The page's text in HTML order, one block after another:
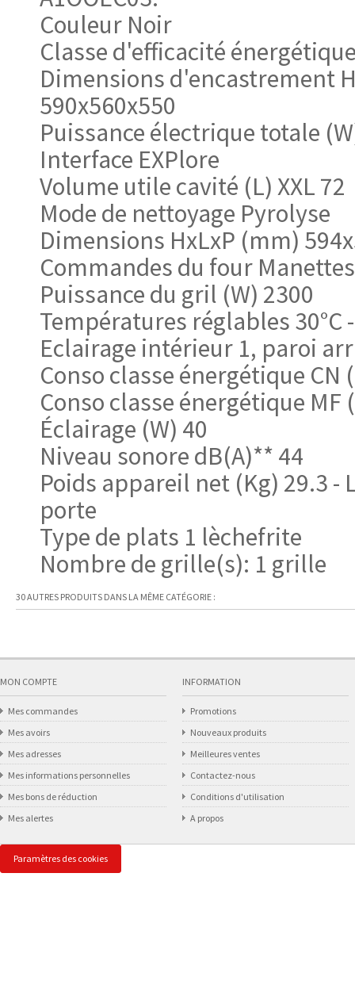
Couleur Noir
Classe d'efficacité
Dimensions d'encastrement
590x560x550
Puissance électrique totale
Interface EXPlore
Volume utile cavité (L) XXL 72
Mode de nettoyage Pyrolyse
Dimensions HxLxP (mm)
Commandes du four
Puissance du gril (W) 2300
Températures réglables 30°C -
Eclairage intérieur 1, paroi
Conso classe énergétique CN
Conso classe énergétique MF
Éclairage (W) 40
Niveau sonore dB(A)** 44
Poids appareil net (Kg) 29.3 -
porte
Type de plats 1 lèchefrite
Nombre de grille(s): 1 grille
30 AUTRES PRODUITS DANS LA MÊME CATÉGORIE :
MON COMPTE
Mes commandes
Mes avoirs
Mes adresses
Mes informations personnelles
Mes bons de réduction
Mes alertes
INFORMATION
Promotions
Nouveaux produits
Meilleures ventes
Contactez-nous
Conditions d'utilisation
A propos
Paramètres des cookies